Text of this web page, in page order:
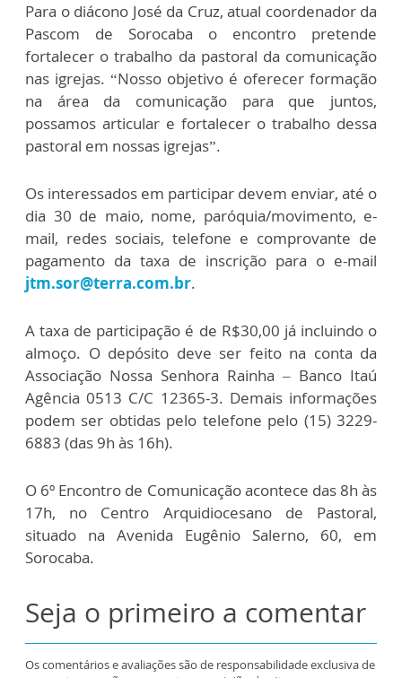
Para o diácono José da Cruz, atual coordenador da
Pascom de Sorocaba o encontro pretende
fortalecer o trabalho da pastoral da comunicação
nas igrejas. “Nosso objetivo é oferecer formação
na área da comunicação para que juntos,
possamos articular e fortalecer o trabalho dessa
pastoral em nossas igrejas”.
Os interessados em participar devem enviar, até o
dia 30 de maio, nome, paróquia/movimento, e-
mail, redes sociais, telefone e comprovante de
pagamento da taxa de inscrição para o e-mail
jtm.sor@terra.com.br.
A taxa de participação é de R$30,00 já incluindo o
almoço. O depósito deve ser feito na conta da
Associação Nossa Senhora Rainha – Banco Itaú
Agência 0513 C/C 12365-3. Demais informações
podem ser obtidas pelo telefone pelo (15) 3229-
6883 (das 9h às 16h).
O 6º Encontro de Comunicação acontece das 8h às
17h, no Centro Arquidiocesano de Pastoral,
situado na Avenida Eugênio Salerno, 60, em
Sorocaba.
Seja o primeiro a comentar
Os comentários e avaliações são de responsabilidade exclusiva de